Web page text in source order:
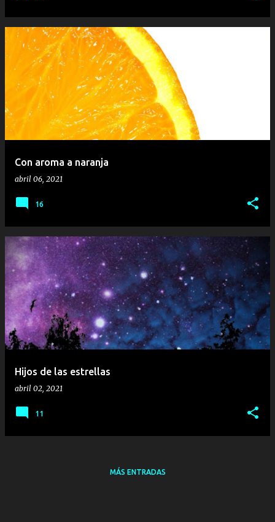
Con aroma a naranja
abril 06, 2021
16
Hijos de las estrellas
abril 02, 2021
11
MÁS ENTRADAS